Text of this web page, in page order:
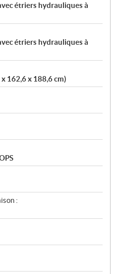
étriers hydrauliques à
étriers hydrauliques à
162,6 x 188,6 cm)
: